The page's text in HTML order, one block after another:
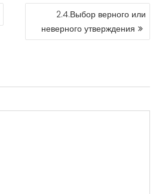
2.4.Выбор верного или
неверного утверждения